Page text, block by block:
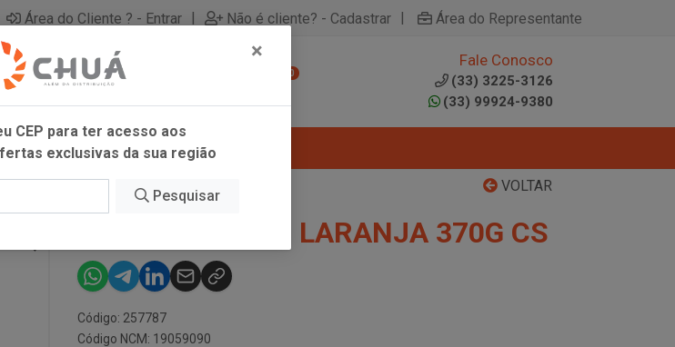
Área do Cliente ? - Entrar | Não é cliente? - Cadastrar | Área do Representante
0
Fale Conosco
(33) 3225-3126
(33) 99924-9380
VOLTAR
BOLO CLASSICO LARANJA 370G CS
Código: 257787
Código NCM: 19059090
×
CEP para ter acesso aos
exclusivas da sua região
Pesquisar